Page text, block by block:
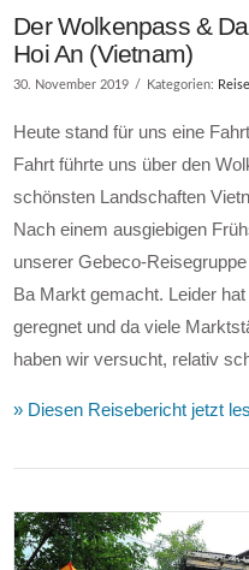
Der Wolkenpass &
Hoi An (Vietnam)
30. November 2019 Kategorien:
Heute stand für uns eine
Fahrt führte uns über den
schönsten Landschaften
Nach einem ausgiebigen
unserer Gebeco-
Ba Markt gemacht. Leider
geregnet und da viele
haben wir versucht, relativ
» Diesen Reisebericht jetzt